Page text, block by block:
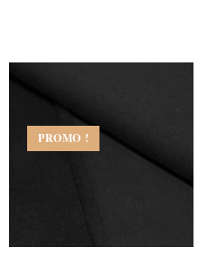
PROMO !